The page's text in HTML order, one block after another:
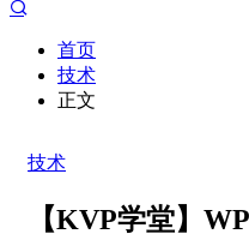
首页
技术
正文
技术
【KVP学堂】